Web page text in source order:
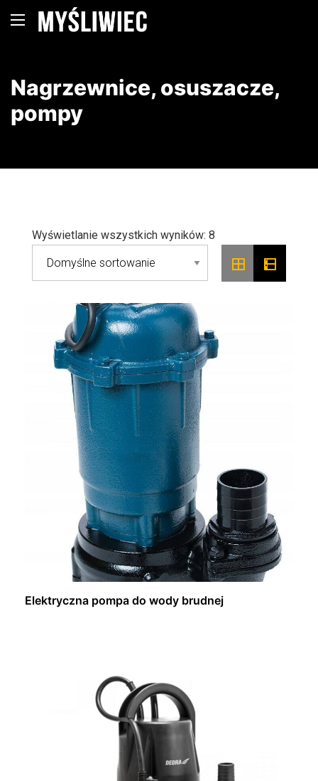
Nagrzewnice, osuszacze,
pompy
Wyświetlanie wszystkich wyników: 8
Elektryczna pompa do wody brudnej
Dowiedz się więcej